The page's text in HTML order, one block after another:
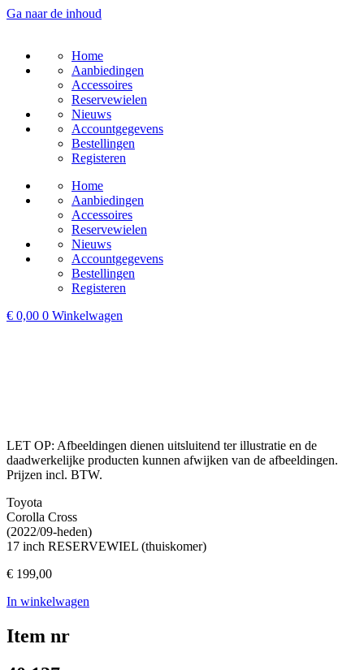
Ga naar de inhoud
Home
Aanbiedingen
Accessoires
Reservewielen
Nieuws
Accountgegevens
Bestellingen
Registeren
Home
Aanbiedingen
Accessoires
Reservewielen
Nieuws
Accountgegevens
Bestellingen
Registeren
€ 0,00 0 Winkelwagen
LET OP: Afbeeldingen dienen uitsluitend ter illustratie en de
daadwerkelijke producten kunnen afwijken van de afbeeldingen.
Prijzen incl. BTW.
Toyota
Corolla Cross
(2022/09-heden)
17 inch RESERVEWIEL (thuiskomer)
€ 199,00
In winkelwagen
Item nr